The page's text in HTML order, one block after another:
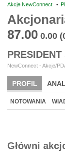
Akcje NewConnect •
87.00 0.00
NewConnect - Akcje/
PROFIL
BR LAB
NOTOWANIA
Główni
69